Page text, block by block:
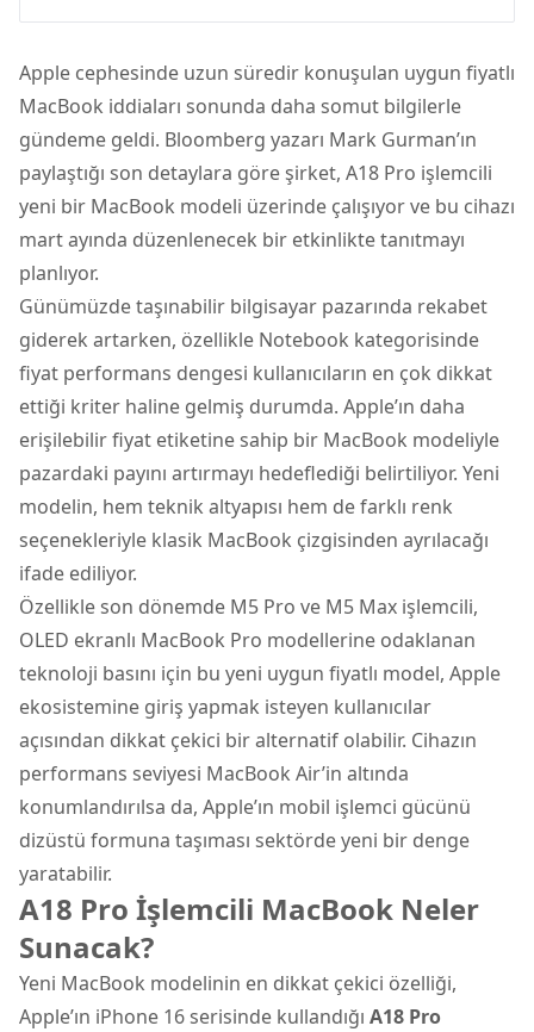
Apple cephesinde uzun süredir konuşulan uygun fiyatlı
MacBook iddiaları sonunda daha somut bilgilerle
gündeme geldi. Bloomberg yazarı Mark Gurman’ın
paylaştığı son detaylara göre şirket, A18 Pro işlemcili
yeni bir MacBook modeli üzerinde çalışıyor ve bu cihazı
mart ayında düzenlenecek bir etkinlikte tanıtmayı
planlıyor.
Günümüzde taşınabilir bilgisayar pazarında rekabet
giderek artarken, özellikle Notebook kategorisinde
fiyat performans dengesi kullanıcıların en çok dikkat
ettiği kriter haline gelmiş durumda. Apple’ın daha
erişilebilir fiyat etiketine sahip bir MacBook modeliyle
pazardaki payını artırmayı hedeflediği belirtiliyor. Yeni
modelin, hem teknik altyapısı hem de farklı renk
seçenekleriyle klasik MacBook çizgisinden ayrılacağı
ifade ediliyor.
Özellikle son dönemde M5 Pro ve M5 Max işlemcili,
OLED ekranlı MacBook Pro modellerine odaklanan
teknoloji basını için bu yeni uygun fiyatlı model, Apple
ekosistemine giriş yapmak isteyen kullanıcılar
açısından dikkat çekici bir alternatif olabilir. Cihazın
performans seviyesi MacBook Air’in altında
konumlandırılsa da, Apple’ın mobil işlemci gücünü
dizüstü formuna taşıması sektörde yeni bir denge
yaratabilir.
A18 Pro İşlemcili MacBook Neler
Sunacak?
Yeni MacBook modelinin en dikkat çekici özelliği,
Apple’ın iPhone 16 serisinde kullandığı A18 Pro